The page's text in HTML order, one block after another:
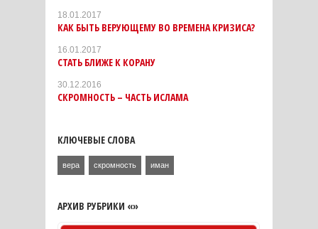
18.01.2017
КАК БЫТЬ ВЕРУЮЩЕМУ ВО ВРЕМЕНА КРИЗИСА?
16.01.2017
СТАТЬ БЛИЖЕ К КОРАНУ
30.12.2016
СКРОМНОСТЬ – ЧАСТЬ ИСЛАМА
КЛЮЧЕВЫЕ СЛОВА
вера скромность иман
АРХИВ РУБРИКИ «»